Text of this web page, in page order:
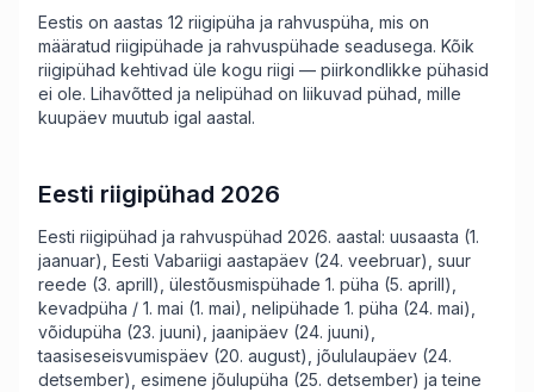
Eestis on aastas 12 riigipüha ja rahvuspüha, mis on
määratud riigipühade ja rahvuspühade seadusega. Kõik
riigipühad kehtivad üle kogu riigi — piirkondlikke pühasid
ei ole. Lihavõtted ja nelipühad on liikuvad pühad, mille
kuupäev muutub igal aastal.
Eesti riigipühad 2026
Eesti riigipühad ja rahvuspühad 2026. aastal: uusaasta (1.
jaanuar), Eesti Vabariigi aastapäev (24. veebruar), suur
reede (3. aprill), ülestõusmispühade 1. püha (5. aprill),
kevadpüha / 1. mai (1. mai), nelipühade 1. püha (24. mai),
võidupüha (23. juuni), jaanipäev (24. juuni),
taasiseseisvumispäev (20. august), jõululaupäev (24.
detsember), esimene jõulupüha (25. detsember) ja teine